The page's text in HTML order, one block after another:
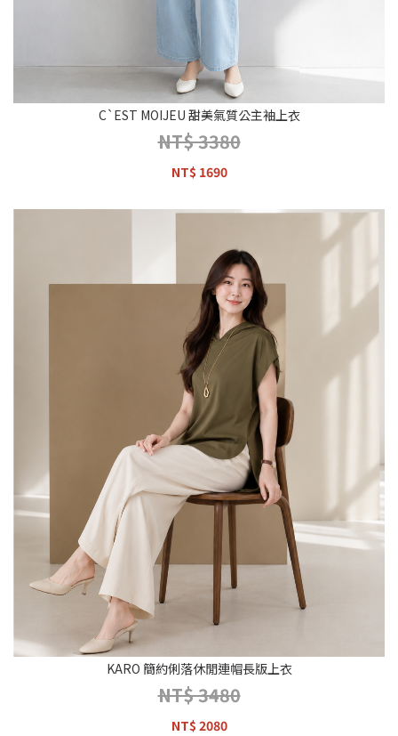
C`EST MOIJEU 甜美氣質公主袖上衣
NT$ 3380
NT$ 1690
KARO 簡約俐落休閒連帽長版上衣
NT$ 3480
NT$ 2080